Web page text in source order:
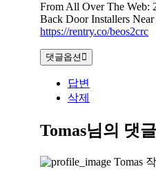
From All Over The Web:
Back Door Installers
https://rentry.co/beos2crc
댓글옵션
답변
삭제
Tomas님의 댓글
Tomas